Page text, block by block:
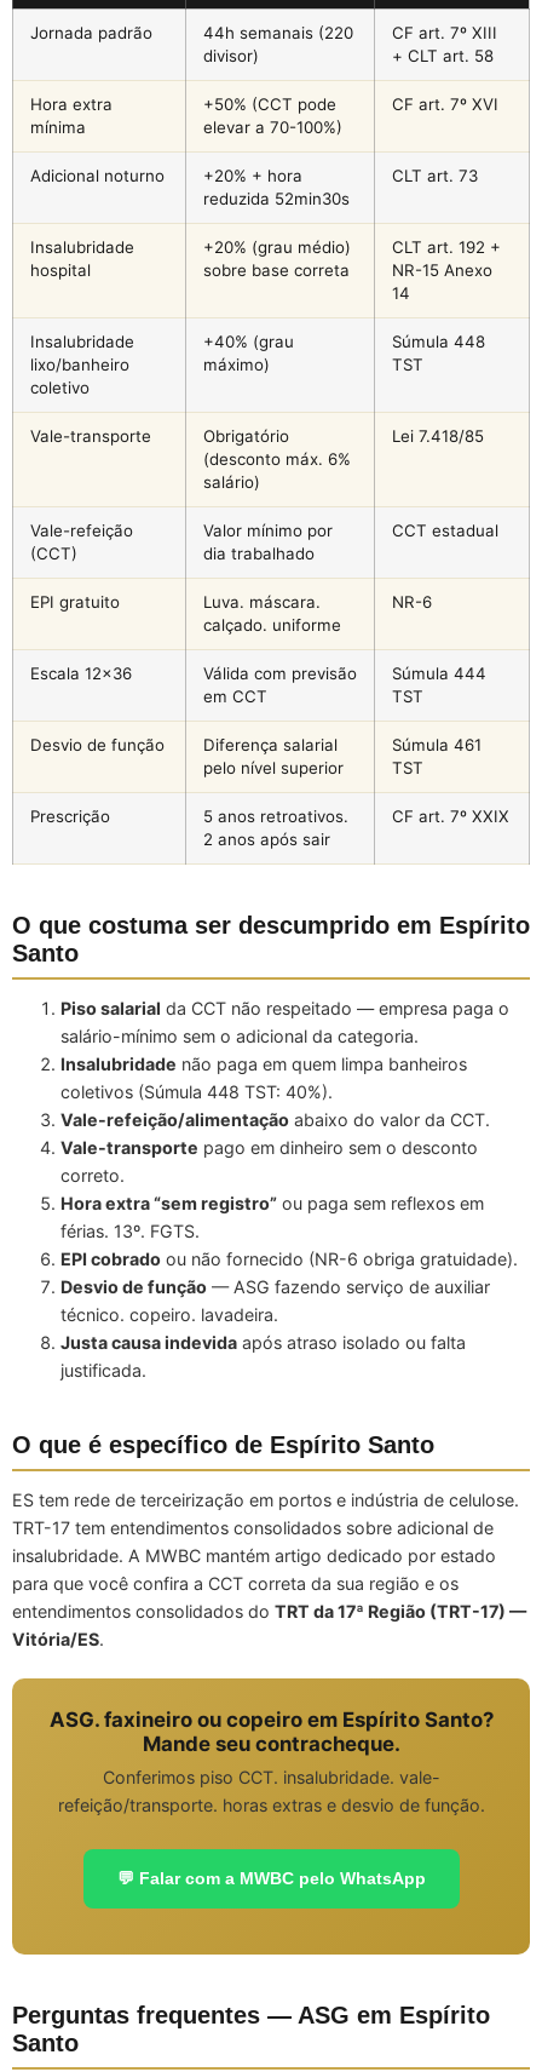
Jornada padrão
44h semanais (220
divisor)
CF art. 7º XIII
+ CLT art. 58
Hora extra
mínima
+50% (CCT pode
elevar a 70-100%)
CF art. 7º XVI
Adicional noturno
+20% + hora
reduzida 52min30s
CLT art. 73
Insalubridade
hospital
+20% (grau médio)
sobre base correta
CLT art. 192 +
NR-15 Anexo
14
Insalubridade
lixo/banheiro
coletivo
+40% (grau
máximo)
Súmula 448
TST
Vale-transporte
Obrigatório
(desconto máx. 6%
salário)
Lei 7.418/85
Vale-refeição
(CCT)
Valor mínimo por
dia trabalhado
CCT estadual
EPI gratuito
Luva. máscara.
calçado. uniforme
NR-6
Escala 12×36
Válida com previsão
em CCT
Súmula 444
TST
Desvio de função
Diferença salarial
pelo nível superior
Súmula 461
TST
Prescrição
5 anos retroativos.
2 anos após sair
CF art. 7º XXIX
O que costuma ser descumprido em Espírito
Santo
Piso salarial da CCT não respeitado — empresa paga o
salário-mínimo sem o adicional da categoria.
Insalubridade não paga em quem limpa banheiros
coletivos (Súmula 448 TST: 40%).
Vale-refeição/alimentação abaixo do valor da CCT.
Vale-transporte pago em dinheiro sem o desconto
correto.
Hora extra “sem registro” ou paga sem reflexos em
férias. 13º. FGTS.
EPI cobrado ou não fornecido (NR-6 obriga gratuidade).
Desvio de função — ASG fazendo serviço de auxiliar
técnico. copeiro. lavadeira.
Justa causa indevida após atraso isolado ou falta
justificada.
O que é específico de Espírito Santo
ES tem rede de terceirização em portos e indústria de celulose.
TRT-17 tem entendimentos consolidados sobre adicional de
insalubridade. A MWBC mantém artigo dedicado por estado
para que você confira a CCT correta da sua região e os
entendimentos consolidados do TRT da 17ª Região (TRT-17) —
Vitória/ES.
ASG. faxineiro ou copeiro em Espírito Santo?
Mande seu contracheque.
Conferimos piso CCT. insalubridade. vale-
refeição/transporte. horas extras e desvio de função.
💬 Falar com a MWBC pelo WhatsApp
Perguntas frequentes — ASG em Espírito
Santo